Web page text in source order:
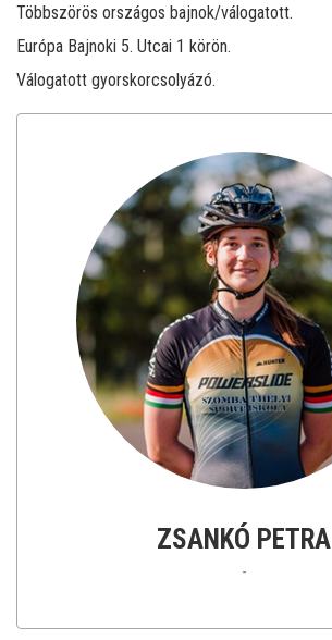
Többszörös országos bajnok/válogatott.
Európa Bajnoki 5. Utcai 1 körön.
Válogatott gyorskorcsolyázó.
ZSANKÓ PETRA
-